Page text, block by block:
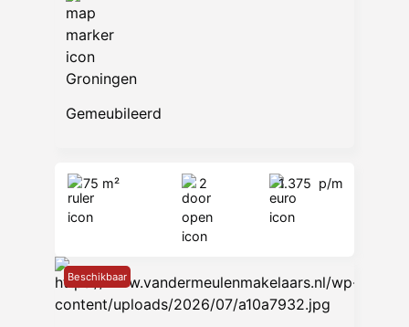
Groningen
Gemeubileerd
75 m² 2 1.375 p/m
Beschikbaar